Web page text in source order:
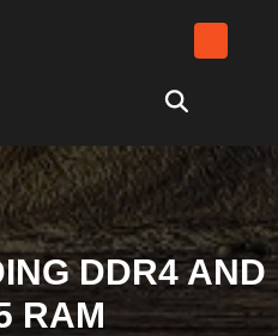
DDR4 AND
RAM